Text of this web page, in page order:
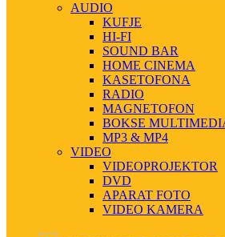
AUDIO
KUFJE
HI-FI
SOUND BAR
HOME CINEMA
KASETOFONA
RADIO
MAGNETOFON
BOKSE
MP3 & MP4
VIDEO
VIDEOPROJEKTOR
DVD
APARAT FOTO
VIDEO KAMERA